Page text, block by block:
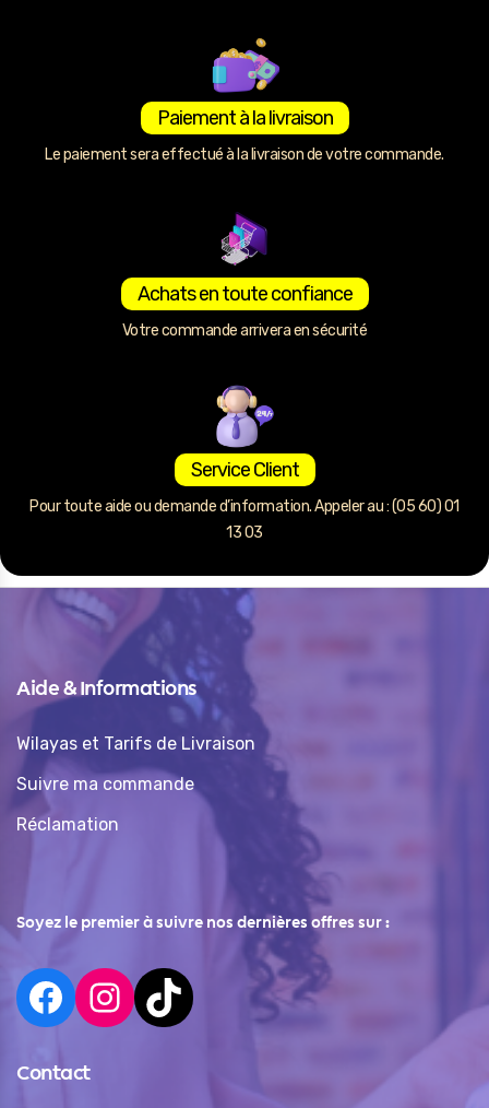
Paiement à la livraison
Le paiement sera effectué à la livraison de votre commande.
Achats en toute confiance
Votre commande arrivera en sécurité
Service Client
Pour toute aide ou demande d’information. Appeler au : (05 60) 01
13 03
Aide & Informations
Wilayas et Tarifs de Livraison
Suivre ma commande
Réclamation
Soyez le premier à suivre nos dernières offres sur :
Contact